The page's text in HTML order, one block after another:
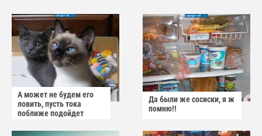
А может не будем его
ловить, пусть тока
поближе подойдет
Да были же сосиски, я ж
помню!!